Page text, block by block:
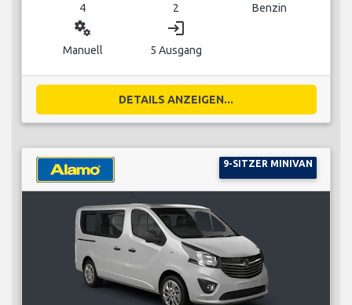
4 2 Benzin
miscellaneous_services
Manuell
login
5 Ausgang
DETAILS ANZEIGEN...
9-SITZER MINIVAN